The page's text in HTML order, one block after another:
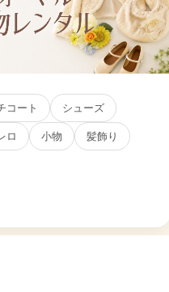
コート シューズ
ロ 小物 髪飾り